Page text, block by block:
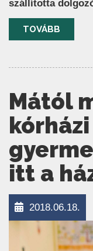
szállította
TOVÁBB
Mától
kórházi
itt a
2018.06.18.